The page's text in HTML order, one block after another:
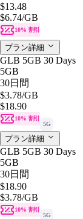
$13.48
$6.74/GB
10% 割引
プラン詳細
GLB 5GB 30 Days
5GB
30日間
$3.78/GB
$18.90
10% 割引
5G
プラン詳細
GLB 5GB 30 Days
5GB
30日間
$18.90
$3.78/GB
10% 割引
5G